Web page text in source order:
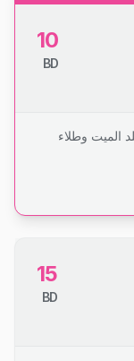
10
BD
الميت وطلاء
15
BD